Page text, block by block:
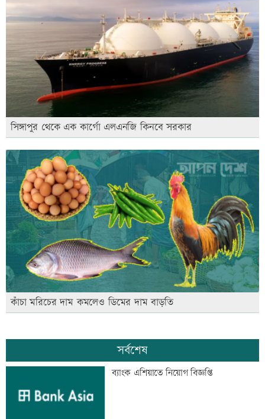
সিঙ্গাপুর থেকে এক কার্গো এলএনজি কিনবে সরকার
কাঁচা মরিচের দাম কমলেও ডিমের দাম বাড়তি
সর্বশেষ
ব্যাংক এশিয়াতে নিয়োগ বিজ্ঞপ্তি